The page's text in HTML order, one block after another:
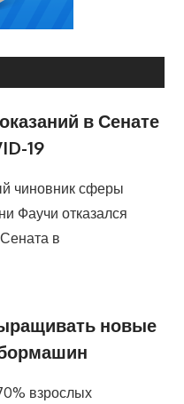
в Сенате
19
чиновник сферы
Фаучи отказался
в
новые
взрослых